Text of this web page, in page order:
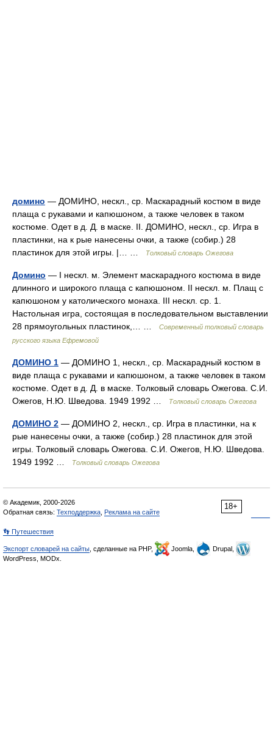
домино — ДОМИНО, нескл., ср. Маскарадный костюм в виде
плаща с рукавами и капюшоном, а также человек в таком
костюме. Одет в д. Д. в маске. II. ДОМИНО, нескл., ср. Игра в
пластинки, на к рые нанесены очки, а также (собир.) 28
пластинок для этой игры. |… …
Толковый словарь Ожегова
Домино — I нескл. м. Элемент маскарадного костюма в виде
длинного и широкого плаща с капюшоном. II нескл. м. Плащ с
капюшоном у католического монаха. III нескл. ср. 1.
Настольная игра, состоящая в последовательном выставлении
28 прямоугольных пластинок,… …
Современный толковый словарь
русского языка Ефремовой
ДОМИНО 1 — ДОМИНО 1, нескл., ср. Маскарадный костюм в
виде плаща с рукавами и капюшоном, а также человек в таком
костюме. Одет в д. Д. в маске. Толковый словарь Ожегова. С.И.
Ожегов, Н.Ю. Шведова. 1949 1992 …
Толковый словарь Ожегова
ДОМИНО 2 — ДОМИНО 2, нескл., ср. Игра в пластинки, на к
рые нанесены очки, а также (собир.) 28 пластинок для этой
игры. Толковый словарь Ожегова. С.И. Ожегов, Н.Ю. Шведова.
1949 1992 …
Толковый словарь Ожегова
18+
© Академик, 2000-2026
Обратная связь: Техподдержка Реклама на сайте
👣 Путешествия
Экспорт словарей на сайты , сделанные на PHP, Joomla,
Drupal,
WordPress, MODx.